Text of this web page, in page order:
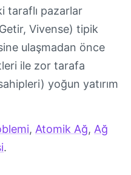
taraflı pazarlar
Vivense) tipik
ulaşmadan önce
ile zor tarafa
yoğun yatırım
, Atomik Ağ, Ağ
.